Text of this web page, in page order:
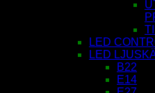
LED
LED
B22
E14